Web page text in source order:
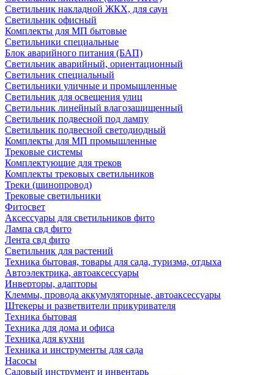
Светильник накладной ЖКХ, для саун
Светильник офисный
Комплекты для МП бытовые
Светильники специальные
Блок аварийного питания (БАП)
Светильник аварийный, ориентационный
Светильник специальный
Светильники уличные и промышленные
Светильник для освещения улиц
Светильник линейный влагозащищенный
Светильник подвесной под лампу
Светильник подвесной светодиодный
Комплекты для МП промышленные
Трековые системы
Комплектующие для треков
Комплекты трековых светильников
Треки (шинопровод)
Трековые светильники
Фитосвет
Аксессуары для светильников фито
Лампа свд фито
Лента свд фито
Светильник для растений
Техника бытовая, товары для сада, туризма, отдыха
Автоэлектрика, автоаксессуары
Инверторы, адапторы
Клеммы, провода аккумуляторные, автоаксессуары
Штекеры и разветвители прикуривателя
Техника бытовая
Техника для дома и офиса
Техника для кухни
Техника и инструменты для сада
Насосы
Садовый инструмент и инвентарь